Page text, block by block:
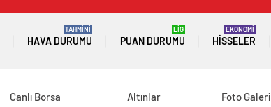
HAVA DURUMU
TAHMİNİ
PUAN DURUMU
LİG
HISSELER
EKONOMİ
Canlı Borsa Altınlar Foto Galeri